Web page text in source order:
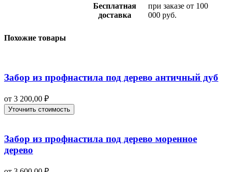
Бесплатная
доставка
при заказе от 100
000 руб.
Похожие товары
Забор из профнастила под дерево античный дуб
от 3 200,00 ₽
Уточнить стоимость
Забор из профнастила под дерево моренное
дерево